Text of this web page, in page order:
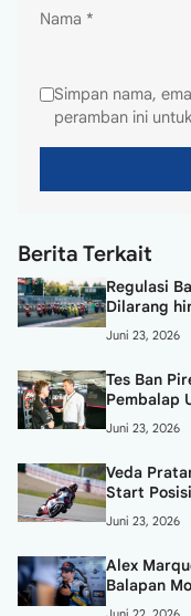
Nama *
Simpan nama,
peramban ini
Berita Terkait
Regulasi
Dilarang
Juni 23, 2026
Tes Ban
Pembalap
Juni 23, 2026
Veda
Start
Juni 23, 2026
Alex
Balapan